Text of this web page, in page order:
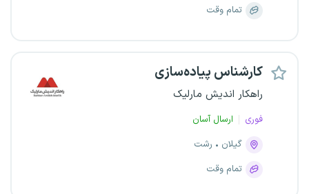
تمام وقت
کارشناس پیاده‌سازی
راهکار اندیش مارلیک
فوری
ارسال آسان
گیلان
رشت
تمام وقت